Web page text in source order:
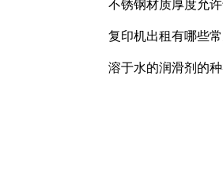
不锈钢材质厚度允
复印机出租有哪些
溶于水的润滑剂的